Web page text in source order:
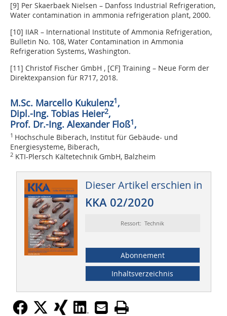
[9] Per Skaerbaek Nielsen – Danfoss Industrial Refrigeration,
Water contamination in ammonia refrigeration plant, 2000.
[10] IIAR – International Institute of Ammonia Refrigeration,
Bulletin No. 108, Water Contamination in Ammonia
Refrigeration Systems, Washington.
[11] Christof Fischer GmbH , [CF] Training – Neue Form der
Direktexpansion für R717, 2018.
M.Sc. Marcello Kukulenz1,
Dipl.-Ing. Tobias Heier2,
Prof. Dr.-Ing. Alexander Floß1,
1 Hochschule Biberach, Institut für Gebäude- und
Energiesysteme, Biberach,
2 KTI-Plersch Kältetechnik GmbH, Balzheim
Dieser Artikel erschien in
KKA 02/2020
Ressort: Technik
Abonnement
Inhaltsverzeichnis